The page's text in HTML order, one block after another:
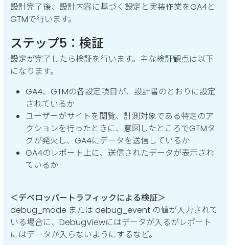
設計完了後、設計内容に基づく設定と実装作業をGA4と
GTMで行います。
ステップ5：検証
設定が完了したら検証を行います。主な検証観点は以下
になります。
GA4、GTMの各設定項目が、設計書のとおりに設定
されているか
ユーザーがサイトを閲覧、計測対象である特定のア
クションを行ったときに、意図したところでGTMタ
グが発火し、GA4にデータを送信しているか
GA4のレポート上に、送信されたデータが表示され
ているか
＜デベロッパートラフィックによる検証＞
debug_mode または debug_event の値が入力されて
いる場合に、DebugViewにはデータが入るがレポート
にはデータが入らないようにするなど。